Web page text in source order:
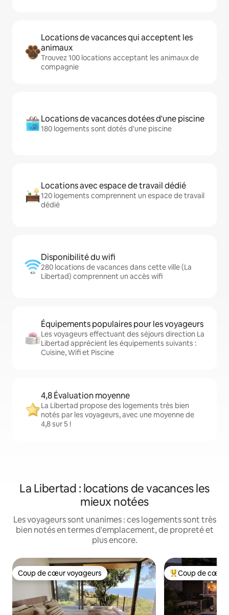
Locations de vacances qui acceptent les
animaux
Trouvez 100 locations acceptant les animaux de
compagnie
Locations de vacances dotées d'une piscine
180 logements sont dotés d'une piscine
Locations avec espace de travail dédié
120 logements comprennent un espace de travail
dédié
Disponibilité du wifi
280 locations de vacances dans cette ville (La
Libertad) comprennent un accès wifi
Équipements populaires pour les voyageurs
Les voyageurs effectuant des séjours direction La
Libertad apprécient les équipements suivants :
Cuisine, Wifi et Piscine
4,8 Évaluation moyenne
La Libertad propose des logements très bien
notés par les voyageurs, avec une moyenne de
4,8 sur 5 !
La Libertad : locations de vacances les
mieux notées
Les voyageurs sont unanimes : ces logements sont très
bien notés en termes d'emplacement, de propreté et
plus encore.
Coup de cœur voyageurs
Coup de cœur voyageurs Coups de cœur
Coup de cœur